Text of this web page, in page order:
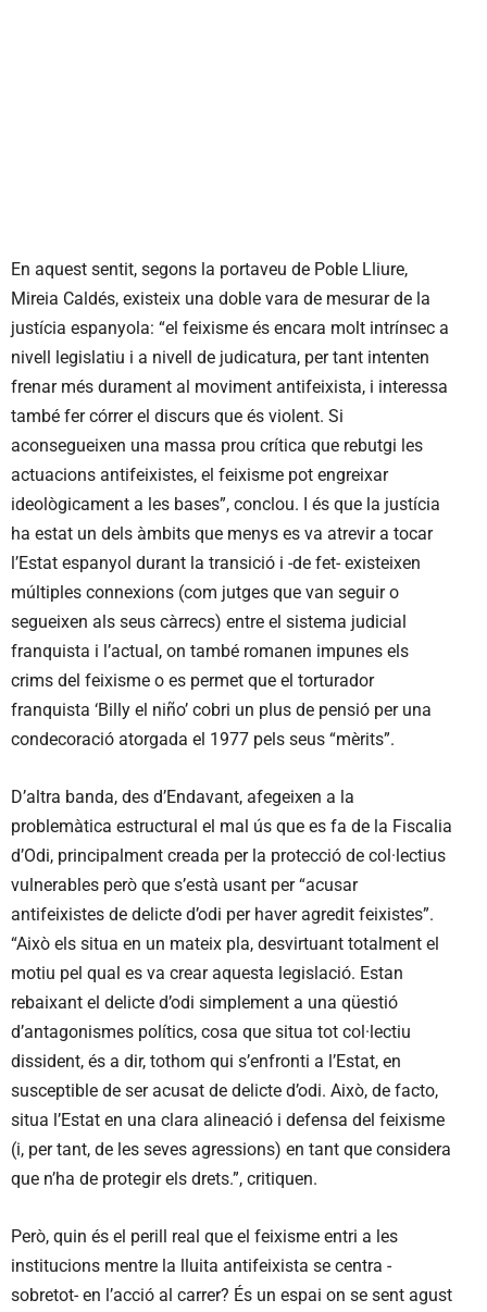
En aquest sentit, segons la portaveu de Poble Lliure,
Mireia Caldés, existeix una doble vara de mesurar de la
justícia espanyola: “el feixisme és encara molt intrínsec a
nivell legislatiu i a nivell de judicatura, per tant intenten
frenar més durament al moviment antifeixista, i interessa
també fer córrer el discurs que és violent. Si
aconsegueixen una massa prou crítica que rebutgi les
actuacions antifeixistes, el feixisme pot engreixar
ideològicament a les bases”, conclou. I és que la justícia
ha estat un dels àmbits que menys es va atrevir a tocar
l’Estat espanyol durant la transició i -de fet- existeixen
múltiples connexions (com jutges que van seguir o
segueixen als seus càrrecs) entre el sistema judicial
franquista i l’actual, on també romanen impunes els
crims del feixisme o es permet que el torturador
franquista ‘Billy el niño’ cobri un plus de pensió per una
condecoració atorgada el 1977 pels seus “mèrits”.
D’altra banda, des d’Endavant, afegeixen a la
problemàtica estructural el mal ús que es fa de la Fiscalia
d’Odi, principalment creada per la protecció de col·lectius
vulnerables però que s’està usant per “acusar
antifeixistes de delicte d’odi per haver agredit feixistes”.
“Això els situa en un mateix pla, desvirtuant totalment el
motiu pel qual es va crear aquesta legislació. Estan
rebaixant el delicte d’odi simplement a una qüestió
d’antagonismes polítics, cosa que situa tot col·lectiu
dissident, és a dir, tothom qui s’enfronti a l’Estat, en
susceptible de ser acusat de delicte d’odi. Això, de facto,
situa l’Estat en una clara alineació i defensa del feixisme
(i, per tant, de les seves agressions) en tant que considera
que n’ha de protegir els drets.”, critiquen.
Però, quin és el perill real que el feixisme entri a les
institucions mentre la lluita antifeixista se centra -
sobretot- en l’acció al carrer? És un espai on se sent agust